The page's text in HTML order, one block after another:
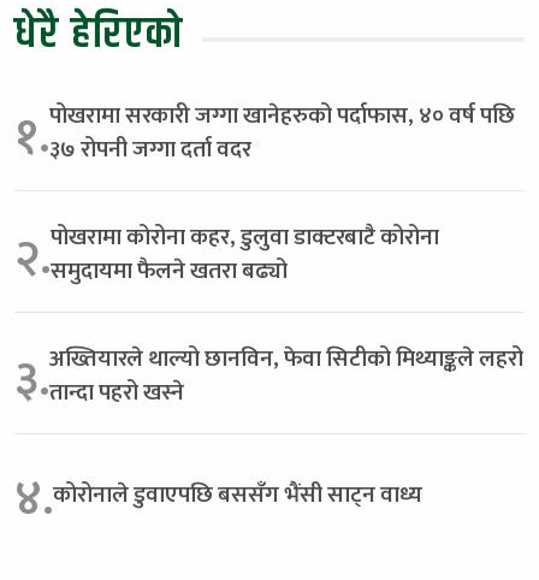
धेरै हेरिएको
१.पोखरामा सरकारी जग्गा खानेहरुको पर्दाफास, ४० वर्ष पछि
३७ रोपनी जग्गा दर्ता वदर
२.पोखरामा कोरोना कहर, डुलुवा डाक्टरबाटै कोरोना
समुदायमा फैलने खतरा बढ्यो
३.अख्तियारले थाल्यो छानविन, फेवा सिटीको मिथ्याङ्कले लहरो
तान्दा पहरो खस्ने
४.कोरोनाले डुवाएपछि बससँग भैंसी साट्न वाध्य